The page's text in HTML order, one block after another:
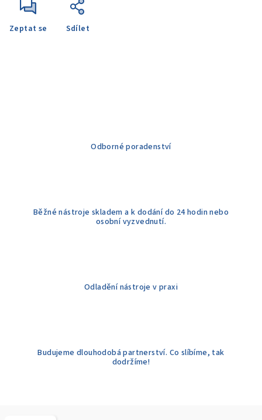
Zeptat se Sdílet
Odborné poradenství
Běžné nástroje skladem a k dodání do 24 hodin nebo
osobní vyzvednutí.
Odladění nástroje v praxi
Budujeme dlouhodobá partnerství. Co slíbíme, tak
dodržíme!